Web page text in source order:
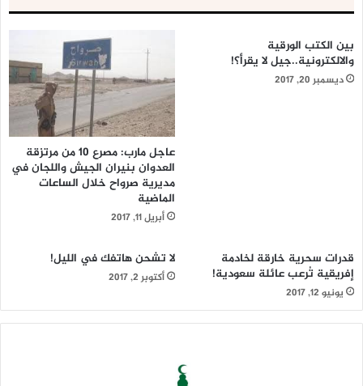
هُمُ الجرحى نعم .. وهُمُ انتصارٌ
رجالُ عاهدوا ، صدقوا ، وضحوا
رجالٌ من هُدى القرآن جاءوا
بين الكتب الورقية
والالكترونية..جيل لا يقرأ؟!
ديسمبر 20, 2017
عاجل مارب: مصرع 10 من مرتزقة
العدوان بنيران الجيش واللجان في
مديرية صرواح خلال الساعات
الماضية
أبريل 11, 2017
قدرات سحرية خارقة لخادمة
إفريقية تُرعب عائلة سعودية!
يونيو 12, 2017
لا تشحن هاتفك في الليل!
أكتوبر 2, 2017